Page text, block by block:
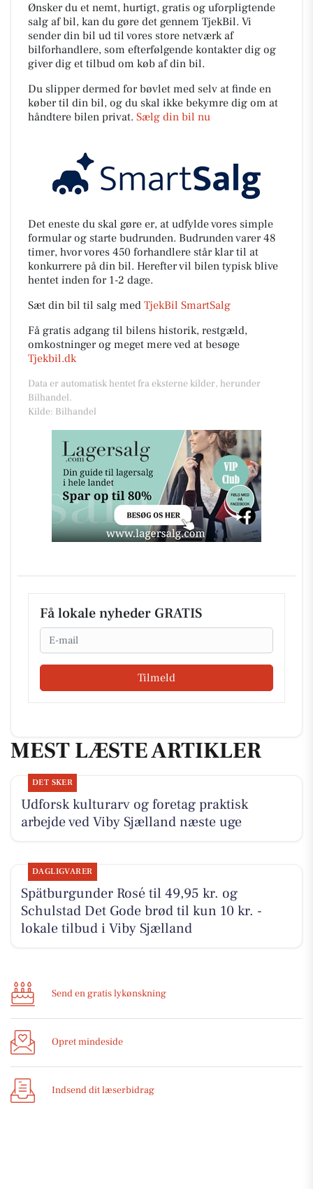
Ønsker du et nemt, hurtigt, gratis og uforpligtende
salg af bil, kan du gøre det gennem TjekBil. Vi
sender din bil ud til vores store netværk af
bilforhandlere, som efterfølgende kontakter dig og
giver dig et tilbud om køb af din bil.
Du slipper dermed for bøvlet med selv at finde en
køber til din bil, og du skal ikke bekymre dig om at
håndtere bilen privat. Sælg din bil nu
Det eneste du skal gøre er, at udfylde vores simple
formular og starte budrunden. Budrunden varer 48
timer, hvor vores 450 forhandlere står klar til at
konkurrere på din bil. Herefter vil bilen typisk blive
hentet inden for 1-2 dage.
Sæt din bil til salg med TjekBil SmartSalg
Få gratis adgang til bilens historik, restgæld,
omkostninger og meget mere ved at besøge
Tjekbil.dk
Data er automatisk hentet fra eksterne kilder, herunder
Bilhandel.
Kilde: Bilhandel
Få lokale nyheder GRATIS
Email
Tilmeld
MEST LÆSTE ARTIKLER
DET SKER
Udforsk kulturarv og foretag praktisk
arbejde ved Viby Sjælland næste uge
DAGLIGVARER
Spätburgunder Rosé til 49,95 kr. og
Schulstad Det Gode brød til kun 10 kr. -
lokale tilbud i Viby Sjælland
Send en gratis lykønskning
Opret mindeside
Indsend dit læserbidrag